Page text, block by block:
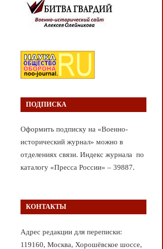
ПОДПИСКА
Оформить подписку на «Военно-
исторический журнал» можно в
отделениях связи. Индекс журнала по
каталогу «Пресса России» – 39887.
КОНТАКТЫ
Адрес редакции для переписки:
119160, Москва, Хорошёвское шоссе,